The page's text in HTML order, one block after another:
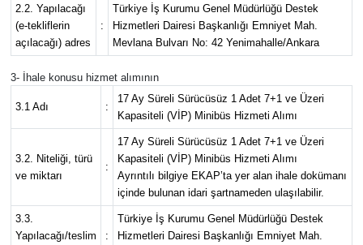
2.2. Yapılacağı
(e-tekliflerin
açılacağı) adres
:
Türkiye İş Kurumu Genel Müdürlüğü Destek
Hizmetleri Dairesi Başkanlığı Emniyet Mah.
Mevlana Bulvarı No: 42 Yenimahalle/Ankara
3- İhale konusu hizmet alımının
3.1 Adı :
17 Ay Süreli Sürücüsüz 1 Adet 7+1 ve Üzeri
Kapasiteli (VİP) Minibüs Hizmeti Alımı
3.2. Niteliği, türü
ve miktarı
:
17 Ay Süreli Sürücüsüz 1 Adet 7+1 ve Üzeri
Kapasiteli (VİP) Minibüs Hizmeti Alımı
Ayrıntılı bilgiye EKAP’ta yer alan ihale dokümanı
içinde bulunan idari şartnameden ulaşılabilir.
3.3.
Yapılacağı/teslim
:
Türkiye İş Kurumu Genel Müdürlüğü Destek
Hizmetleri Dairesi Başkanlığı Emniyet Mah.
Kültür Sanat
Sağlık
Siyaset
Yaşam-Çevre